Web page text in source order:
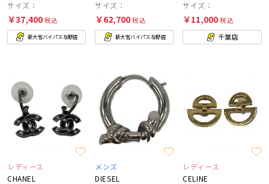
サイズ：
￥37,400税込
新大宮バイパス与野店
サイズ：
￥62,700税込
新大宮バイパス与野店
サイズ：
￥11,000税込
千葉店
レディース
CHANEL
メンズ
DIESEL
レディース
CELINE